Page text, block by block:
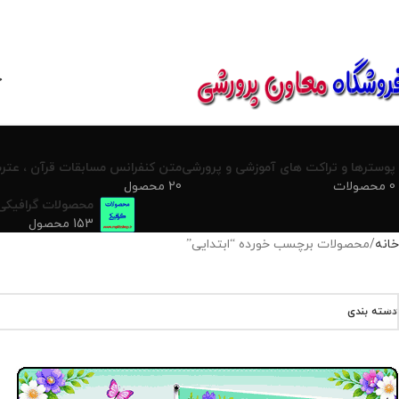
پوسترها و تراکت های آموزشی و پرورشی
0 محصولات
متن کنفرانس مسابقات قرآن ،
20 محصول
محصولات
153 محصول
خانه محصولات برچسب خورده “ابتدایی”
دسته بندی